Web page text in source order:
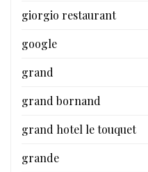
giorgio restaurant
google
grand
grand bornand
grand hotel le touquet
grande